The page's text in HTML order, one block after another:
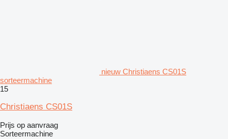
nieuw Christiaens CS01S
sorteermachine
15
Christiaens CS01S
Prijs op aanvraag
Sorteermachine